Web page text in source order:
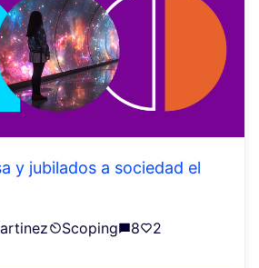
y jubilados a sociedad el
Scoping 8 2